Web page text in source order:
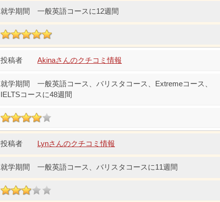
一般英語コースに12週間
Akinaさんのクチコミ情報
一般英語コース、バリスタコース、Extremeコース、
IELTSコースに48週間
Lynさんのクチコミ情報
一般英語コース、バリスタコースに11週間